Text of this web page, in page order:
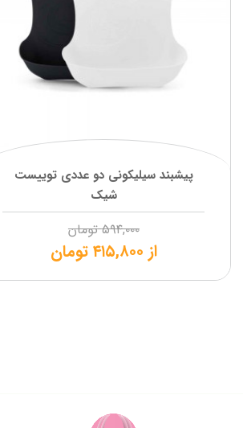
پیشبند سیلیکونی دو عددی توییست
شیک
۵۹۴,۰۰۰ تومان
از ۴۱۵,۸۰۰تومان